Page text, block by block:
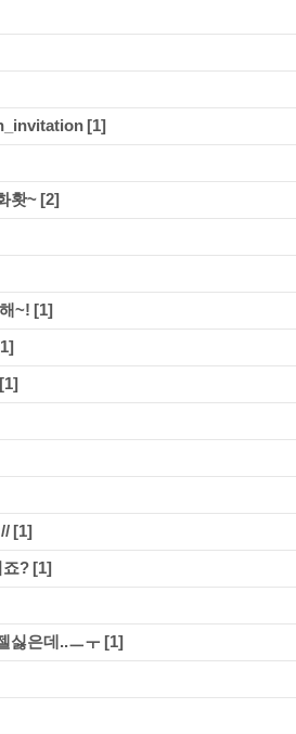
[1]
홧~[2]
~! [1]
[1]
[1]
죠?[1]
싫은데..ㅡㅜ [1]